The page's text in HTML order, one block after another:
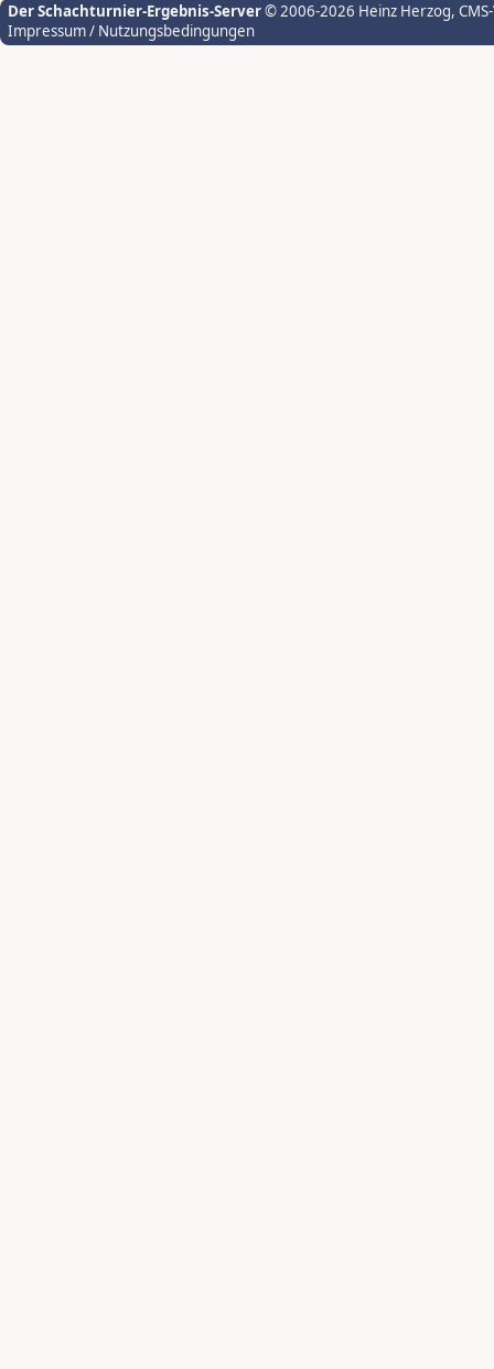
Der Schachturnier-Ergebnis-Server© 2006-2026 Heinz Herzog,
Impressum / Nutzungsbedingungen